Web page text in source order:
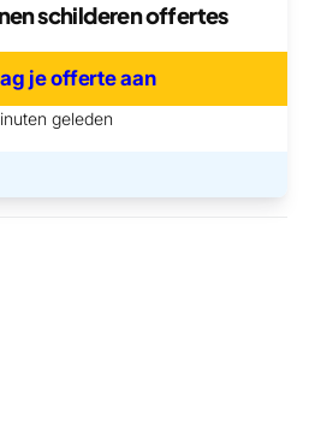
schilderen offertes
je offerte aan
geleden